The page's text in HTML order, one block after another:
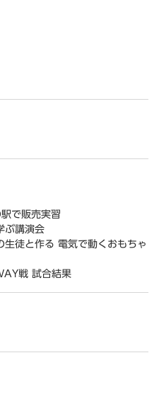
で販売実習
ぶ講演会
生徒と作る 電気で動くおもちゃ
戦 試合結果